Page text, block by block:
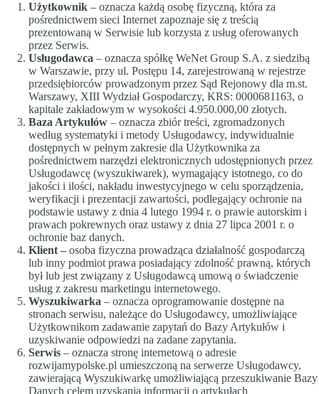
Użytkownik – oznacza każdą osobę fizyczną, która za
pośrednictwem sieci Internet zapoznaje się z treścią
prezentowaną w Serwisie lub korzysta z usług oferowanych
przez Serwis.
Usługodawca – oznacza spółkę WeNet Group S.A. z siedzibą
w Warszawie, przy ul. Postępu 14, zarejestrowaną w rejestrze
przedsiębiorców prowadzonym przez Sąd Rejonowy dla m.st.
Warszawy, XIII Wydział Gospodarczy, KRS: 0000681163, o
kapitale zakładowym w wysokości 4.950.000,00 złotych.
Baza Artykułów – oznacza zbiór treści, zgromadzonych
według systematyki i metody Usługodawcy, indywidualnie
dostępnych w pełnym zakresie dla Użytkownika za
pośrednictwem narzędzi elektronicznych udostępnionych przez
Usługodawcę (wyszukiwarek), wymagający istotnego, co do
jakości i ilości, nakładu inwestycyjnego w celu sporządzenia,
weryfikacji i prezentacji zawartości, podlegający ochronie na
podstawie ustawy z dnia 4 lutego 1994 r. o prawie autorskim i
prawach pokrewnych oraz ustawy z dnia 27 lipca 2001 r. o
ochronie baz danych.
Klient – osoba fizyczna prowadząca działalność gospodarczą
lub inny podmiot prawa posiadający zdolność prawną, których
był lub jest związany z Usługodawcą umową o świadczenie
usług z zakresu marketingu internetowego.
Wyszukiwarka – oznacza oprogramowanie dostępne na
stronach serwisu, należące do Usługodawcy, umożliwiające
Użytkownikom zadawanie zapytań do Bazy Artykułów i
uzyskiwanie odpowiedzi na zadane zapytania.
Serwis – oznacza stronę internetową o adresie
rozwijamypolske.pl umieszczoną na serwerze Usługodawcy,
zawierającą Wyszukiwarkę umożliwiającą przeszukiwanie Bazy
Danych celem uzyskania informacji o artykułach